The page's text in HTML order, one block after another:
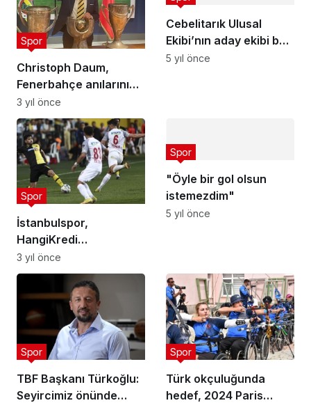
Christoph Daum,
Fenerbahçe anılarını
tazeledi
Spor
3 yıl önce
Cebelitarık Ulusal
Ekibi’nın aday ekibi belli
oldu
5 yıl önce
İstanbulspor,
HangiKredi
Ümraniyespor'u
mağlup etti
Spor
3 yıl önce
"Öyle bir gol olsun
istemezdim"
Spor
5 yıl önce
TBF Başkanı Türkoğlu:
Seyircimiz önünde
Spor
Türk okçuluğunda
hedef, 2024 Paris
Spor